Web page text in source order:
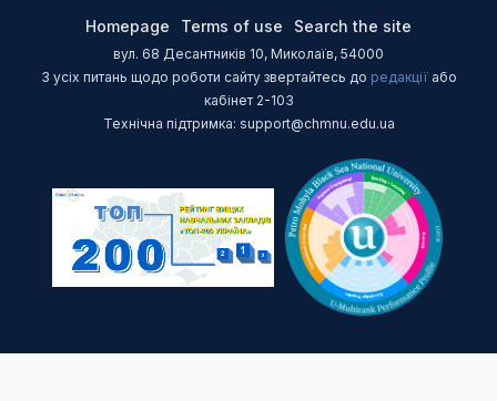
Homepage Terms of use Search the site
вул. 68 Десантників 10, Миколаїв, 54000
З усіх питань щодо роботи сайту звертайтесь до редакції або
кабінет 2-103
Технічна підтримка: support@chmnu.edu.ua